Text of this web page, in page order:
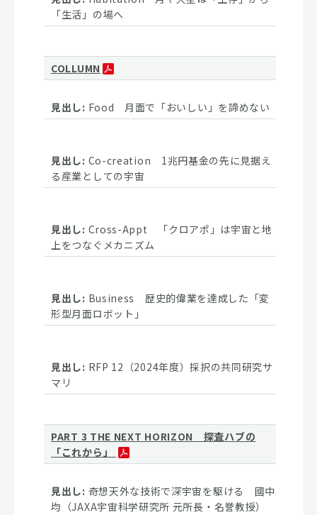
「生活」の場へ
COLLUMN
Food 月面で「おいしい」を諦めない
Co-creation 1兆円基金の先に見据え
る産業としての宇宙
Cross-Appt 「クロアポ」は宇宙と地
上をつなぐメカニズム
Business 歴史的偉業を達成した「変
形型月面ロボット」
RFP 12（2024年度）採択の共同研究サ
マリ
PART 3 THE NEXT HORIZON 探査ハブの
「これから」
奇想天外な技術で深宇宙を駆ける 國中
均（JAXA宇宙科学研究所 元所長・名誉教授）